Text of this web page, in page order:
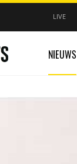
LIVE
NIEUWS